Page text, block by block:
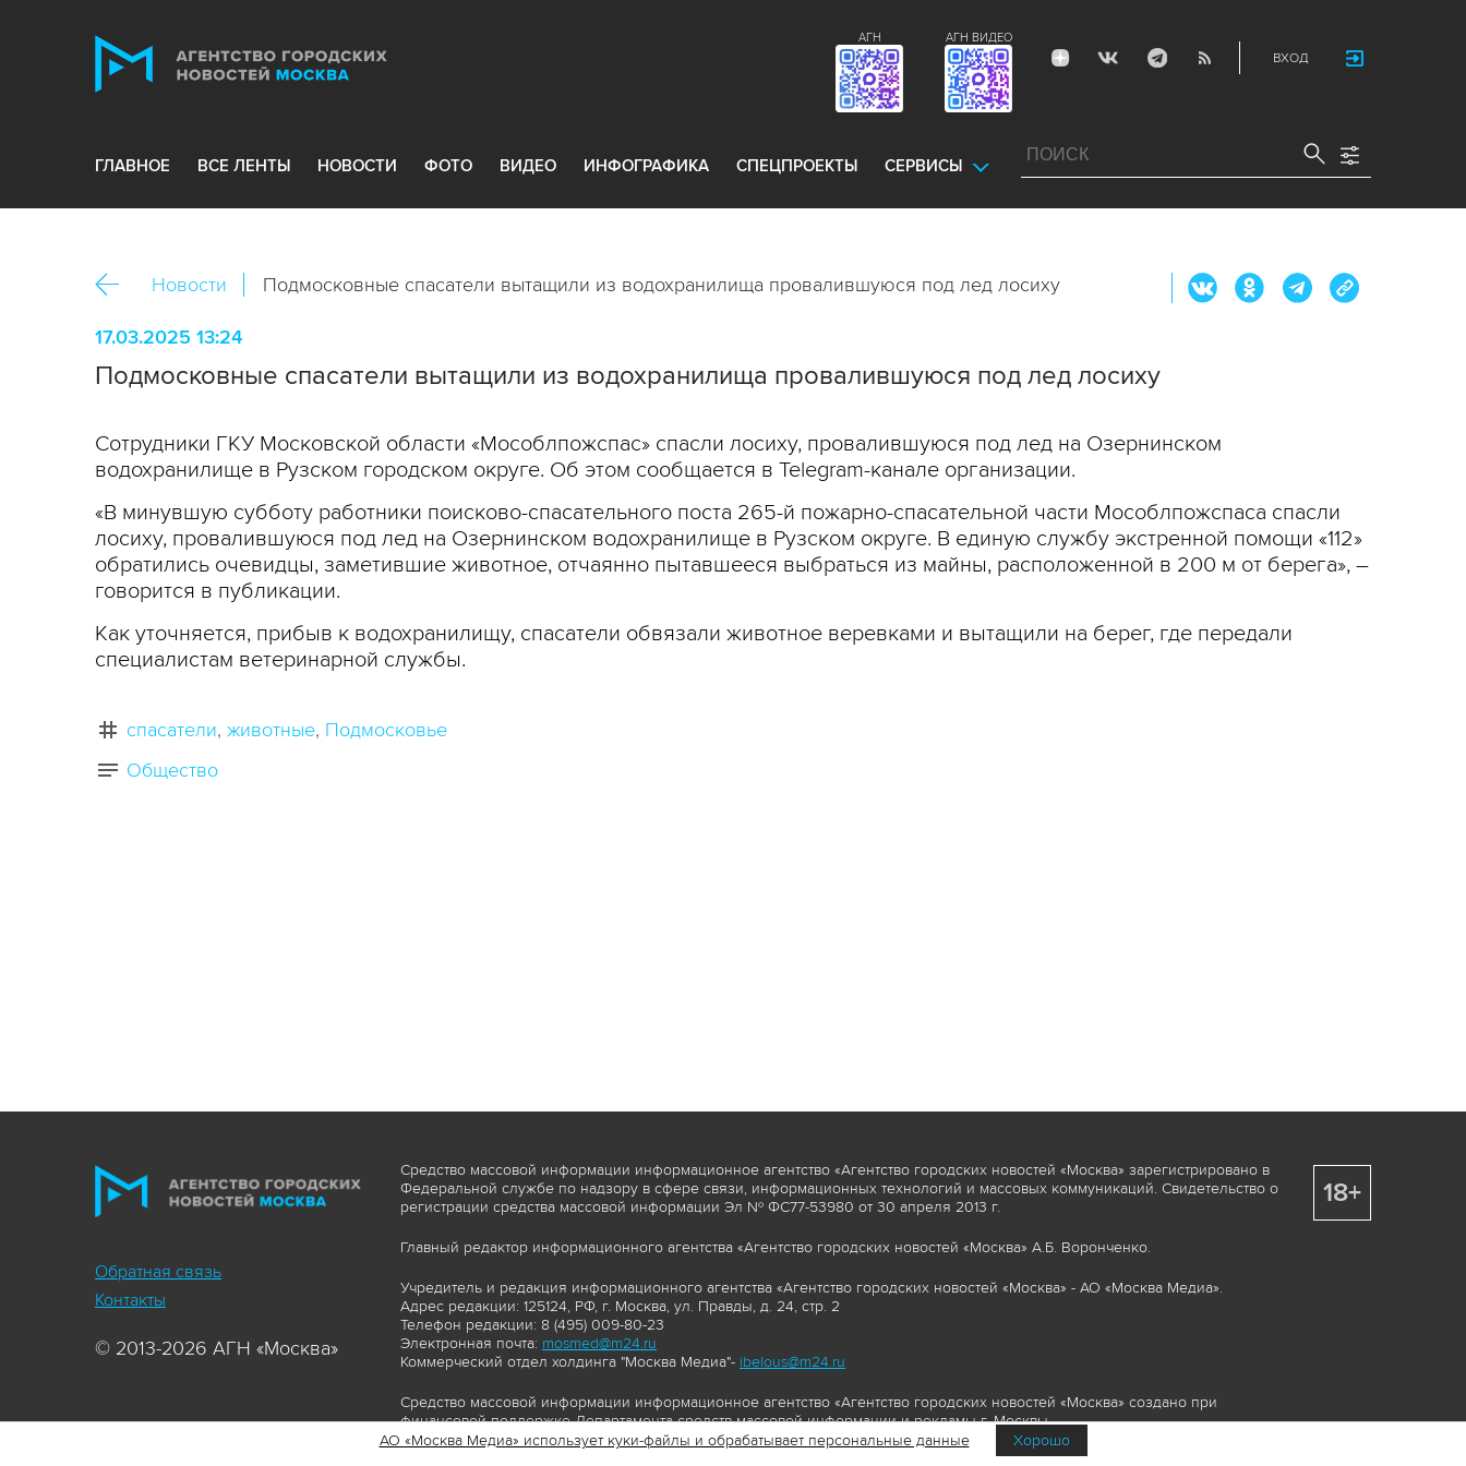
ВХОД
АГН ВИДЕО
АГН
ГЛАВНОЕ ВСЕ ЛЕНТЫ НОВОСТИ ФОТО ВИДЕО ИНФОГРАФИКА СПЕЦПРОЕКТЫ СЕРВИСЫ
Новости Подмосковные спасатели вытащили из водохранилища провалившуюся под лед лосиху
17.03.2025 13:24
Подмосковные спасатели вытащили из водохранилища провалившуюся под лед лосиху
Сотрудники ГКУ Московской области «Мособлпожспас» спасли лосиху, провалившуюся под лед на Озернинском
водохранилище в Рузском городском округе. Об этом сообщается в Telegram-канале организации.
«В минувшую субботу работники поисково-спасательного поста 265-й пожарно-спасательной части Мособлпожспаса спасли
лосиху, провалившуюся под лед на Озернинском водохранилище в Рузском округе. В единую службу экстренной помощи «112»
обратились очевидцы, заметившие животное, отчаянно пытавшееся выбраться из майны, расположенной в 200 м от берега», –
говорится в публикации.
Как уточняется, прибыв к водохранилищу, спасатели обвязали животное веревками и вытащили на берег, где передали
специалистам ветеринарной службы.
спасатели животные Подмосковье
Общество
Обратная связь
Контакты
© 2013-2026 АГН «Москва»
Средство массовой информации информационное агентство «Агентство городских новостей «Москва» зарегистрировано в
Федеральной службе по надзору в сфере связи, информационных технологий и массовых коммуникаций. Свидетельство о
регистрации средства массовой информации Эл № ФС77-53980 от 30 апреля 2013 г.
Главный редактор информационного агентства «Агентство городских новостей «Москва» А.Б. Воронченко.
Учредитель и редакция информационного агентства «Агентство городских новостей «Москва» - АО «Москва Медиа».
Адрес редакции: 125124, РФ, г. Москва, ул. Правды, д. 24, стр. 2
Телефон редакции: 8 (495) 009-80-23
Электронная почта: mosmed@m24.ru
Коммерческий отдел холдинга "Москва Медиа"- ibelous@m24.ru
Средство массовой информации информационное агентство «Агентство городских новостей «Москва» создано при
финансовой поддержке Департамента средств массовой информации и рекламы г. Москвы.
Сайт https://www.mskagency.ru содержит материалы, товарные знаки и иные охраняемые элементы, включая, но, не
18+
АО «Москва Медиа» использует куки-файлы и обрабатывает персональные данные Хорошо